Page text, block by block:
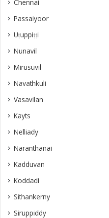
Chennai
Passaiyoor
Uṭuppiṭṭi
Nunavil
Mirusuvil
Navathkuli
Vasavilan
Kayts
Nelliady
Naranthanai
Kadduvan
Koddadi
Sithankerny
Siruppiddy